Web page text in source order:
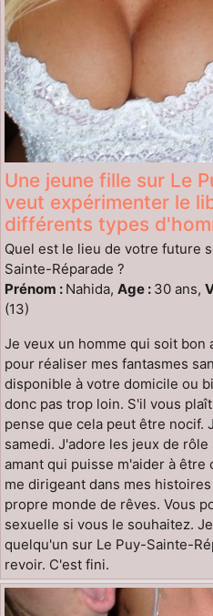
Une jeune fille sur Le
veut expérimenter le
différents types
Quel est le lieu de votre future
Sainte-Réparade ?
Prénom : Nahida, Age : 30 ans,
(13)
Je veux un homme qui soit bon
pour réaliser mes fantasmes
disponible à votre domicile ou
donc pas trop loin. S'il vous
pense que cela peut être nocif.
samedi. J'adore les jeux de
amant qui puisse m'aider à être
me dirigeant dans mes
propre monde de rêves. Vous
sexuelle si vous le souhaitez.
quelqu'un sur Le Puy-Sainte-
revoir. C'est fini.